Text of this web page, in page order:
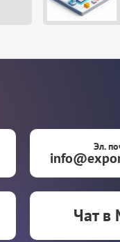
Эл.
Чат в